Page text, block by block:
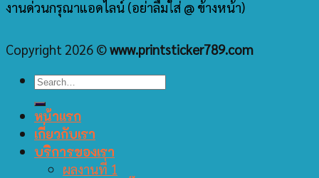
งานด่วนกรุณาแอดไลน์ (อย่าลืมใส่ @ ข้างหน้า)
Copyright 2026 ©www.printsticker789.com
หน้าแรก
เกี่ยวกับเรา
บริการของเรา
ผลงานที่ 1